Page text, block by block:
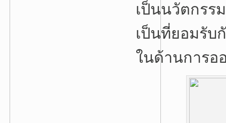
เป็นนวัตกรร
เป็นที่ยอมรับ
ในด้านการอ